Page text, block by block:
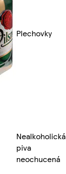
Plechovky
Nealkoholická
piva
neochucená